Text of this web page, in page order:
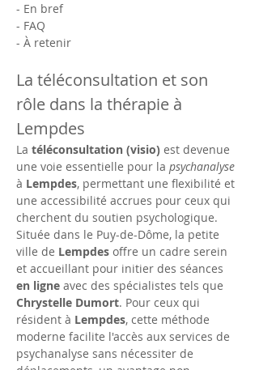
- En bref
- FAQ
- À retenir
La téléconsultation et son
rôle dans la thérapie à
Lempdes
La téléconsultation (visio) est devenue
une voie essentielle pour la psychanalyse
à Lempdes, permettant une flexibilité et
une accessibilité accrues pour ceux qui
cherchent du soutien psychologique.
Située dans le Puy-de-Dôme, la petite
ville de Lempdes offre un cadre serein
et accueillant pour initier des séances
en ligne avec des spécialistes tels que
Chrystelle Dumort. Pour ceux qui
résident à Lempdes, cette méthode
moderne facilite l'accès aux services de
psychanalyse sans nécessiter de